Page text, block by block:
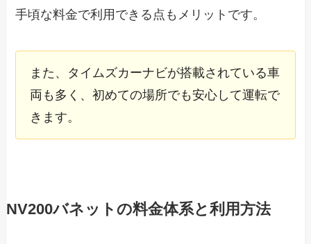
手頃な料金で利用できる点もメリットです。
また、タイムズカーナビが搭載されている車
両も多く、初めての場所でも安心して運転で
きます。
NV200バネットの料金体系と利用方法